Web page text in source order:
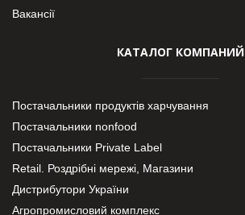
Вакансії
КАТАЛОГ КОМПАНИЙ
Постачальники продуктів харчування
Постачальники nonfood
Постачальники Private Label
Retail. Роздрібні мережі, Магазини
Дистрибутори України
Агропромисловий комплекс